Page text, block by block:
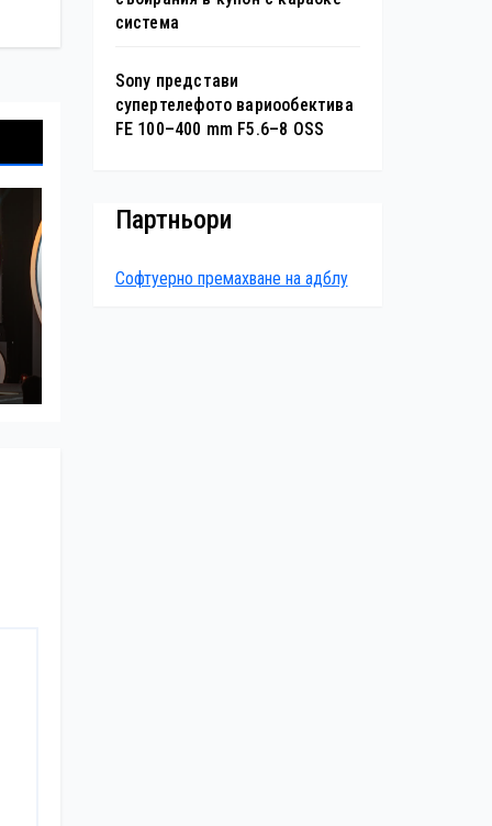
система
Sony представи
супертелефото вариообектива
FE 100–400 mm F5.6–8 OSS
Партньори
Софтуерно премахване на адблу